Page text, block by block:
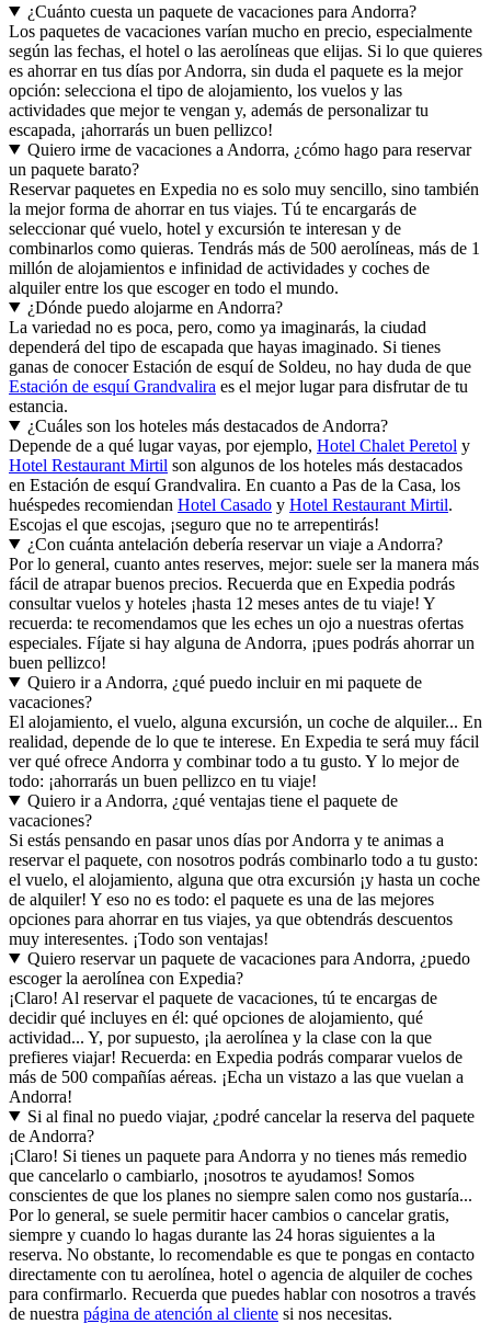
¿Cuánto cuesta un paquete de vacaciones para Andorra?
Los paquetes de vacaciones varían mucho en precio, especialmente
según las fechas, el hotel o las aerolíneas que elijas. Si lo que quieres
es ahorrar en tus días por Andorra, sin duda el paquete es la mejor
opción: selecciona el tipo de alojamiento, los vuelos y las
actividades que mejor te vengan y, además de personalizar tu
escapada, ¡ahorrarás un buen pellizco!
Quiero irme de vacaciones a Andorra, ¿cómo hago para reservar
un paquete barato?
Reservar paquetes en Expedia no es solo muy sencillo, sino también
la mejor forma de ahorrar en tus viajes. Tú te encargarás de
seleccionar qué vuelo, hotel y excursión te interesan y de
combinarlos como quieras. Tendrás más de 500 aerolíneas, más de 1
millón de alojamientos e infinidad de actividades y coches de
alquiler entre los que escoger en todo el mundo.
¿Dónde puedo alojarme en Andorra?
La variedad no es poca, pero, como ya imaginarás, la ciudad
dependerá del tipo de escapada que hayas imaginado. Si tienes
ganas de conocer Estación de esquí de Soldeu, no hay duda de que
Estación de esquí Grandvalira es el mejor lugar para disfrutar de tu
estancia.
¿Cuáles son los hoteles más destacados de Andorra?
Depende de a qué lugar vayas, por ejemplo, Hotel Chalet Peretol y
Hotel Restaurant Mirtil son algunos de los hoteles más destacados
en Estación de esquí Grandvalira. En cuanto a Pas de la Casa, los
huéspedes recomiendan Hotel Casado y Hotel Restaurant Mirtil.
Escojas el que escojas, ¡seguro que no te arrepentirás!
¿Con cuánta antelación debería reservar un viaje a Andorra?
Por lo general, cuanto antes reserves, mejor: suele ser la manera más
fácil de atrapar buenos precios. Recuerda que en Expedia podrás
consultar vuelos y hoteles ¡hasta 12 meses antes de tu viaje! Y
recuerda: te recomendamos que les eches un ojo a nuestras ofertas
especiales. Fíjate si hay alguna de Andorra, ¡pues podrás ahorrar un
buen pellizco!
Quiero ir a Andorra, ¿qué puedo incluir en mi paquete de
vacaciones?
El alojamiento, el vuelo, alguna excursión, un coche de alquiler... En
realidad, depende de lo que te interese. En Expedia te será muy fácil
ver qué ofrece Andorra y combinar todo a tu gusto. Y lo mejor de
todo: ¡ahorrarás un buen pellizco en tu viaje!
Quiero ir a Andorra, ¿qué ventajas tiene el paquete de
vacaciones?
Si estás pensando en pasar unos días por Andorra y te animas a
reservar el paquete, con nosotros podrás combinarlo todo a tu gusto:
el vuelo, el alojamiento, alguna que otra excursión ¡y hasta un coche
de alquiler! Y eso no es todo: el paquete es una de las mejores
opciones para ahorrar en tus viajes, ya que obtendrás descuentos
muy interesentes. ¡Todo son ventajas!
Quiero reservar un paquete de vacaciones para Andorra, ¿puedo
escoger la aerolínea con Expedia?
¡Claro! Al reservar el paquete de vacaciones, tú te encargas de
decidir qué incluyes en él: qué opciones de alojamiento, qué
actividad... Y, por supuesto, ¡la aerolínea y la clase con la que
prefieres viajar! Recuerda: en Expedia podrás comparar vuelos de
más de 500 compañías aéreas. ¡Echa un vistazo a las que vuelan a
Andorra!
Si al final no puedo viajar, ¿podré cancelar la reserva del paquete
de Andorra?
¡Claro! Si tienes un paquete para Andorra y no tienes más remedio
que cancelarlo o cambiarlo, ¡nosotros te ayudamos! Somos
conscientes de que los planes no siempre salen como nos gustaría...
Por lo general, se suele permitir hacer cambios o cancelar gratis,
siempre y cuando lo hagas durante las 24 horas siguientes a la
reserva. No obstante, lo recomendable es que te pongas en contacto
directamente con tu aerolínea, hotel o agencia de alquiler de coches
para confirmarlo. Recuerda que puedes hablar con nosotros a través
de nuestra página de atención al cliente si nos necesitas.